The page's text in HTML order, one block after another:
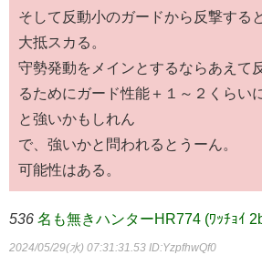
そして反動小のガードから反撃する
大抵スカる。
守勢発動をメインとするならあえて
るためにガード性能＋１～２くらい
と強いかもしれん
で、強いかと問われるとうーん。
可能性はある。
536 名も無きハンターHR774 (ﾜｯﾁｮｲ
2024/05/29(水) 07:31:31.53 ID:YzpfhwQf0